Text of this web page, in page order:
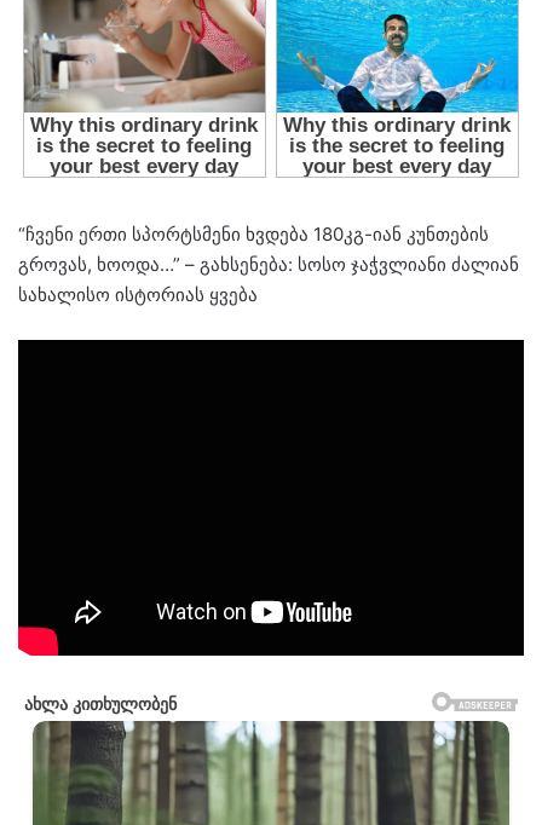
“ჩვენი ერთი სპორტსმენი ხვდება 180კგ-იან კუნთების
გროვას, ხოოდა…” – გახსენება: სოსო ჯაჭვლიანი ძალიან
სახალისო ისტორიას ყვება